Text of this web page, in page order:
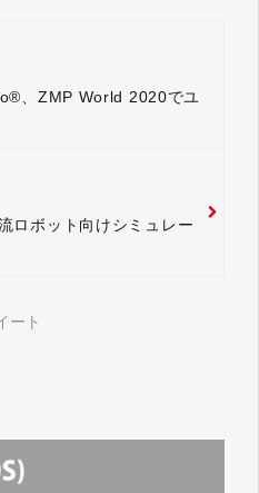
、ZMP World 2020でユ
ロボット向けシミュレー
ート